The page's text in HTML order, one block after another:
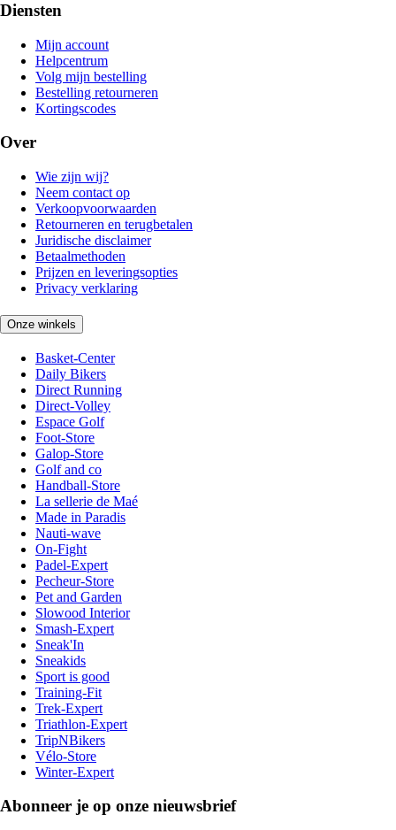
Diensten
Mijn account
Helpcentrum
Volg mijn bestelling
Bestelling retourneren
Kortingscodes
Over
Wie zijn wij?
Neem contact op
Verkoopvoorwaarden
Retourneren en terugbetalen
Juridische disclaimer
Betaalmethoden
Prijzen en leveringsopties
Privacy verklaring
Onze winkels
Basket-Center
Daily Bikers
Direct Running
Direct-Volley
Espace Golf
Foot-Store
Galop-Store
Golf and co
Handball-Store
La sellerie de Maé
Made in Paradis
Nauti-wave
On-Fight
Padel-Expert
Pecheur-Store
Pet and Garden
Slowood Interior
Smash-Expert
Sneak'In
Sneakids
Sport is good
Training-Fit
Trek-Expert
Triathlon-Expert
TripNBikers
Vélo-Store
Winter-Expert
Abonneer je op onze nieuwsbrief